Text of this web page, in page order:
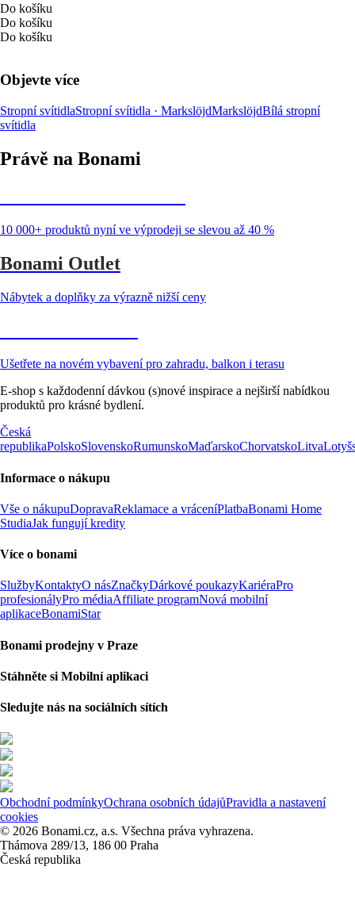
Do košíku
Do košíku
Do košíku
Objevte více
Stropní svítidlaStropní svítidla · MarkslöjdMarkslöjdBílá stropní
svítidla
Právě na Bonami
10 000+ produktů nyní ve výprodeji se slevou až 40 %
Bonami Outlet
Nábytek a doplňky za výrazně nižší ceny
Ušetřete na novém vybavení pro zahradu, balkon i terasu
E-shop s každodenní dávkou (s)nové inspirace a nejširší nabídkou
produktů pro krásné bydlení.
Česká
republikaPolskoSlovenskoRumunskoMaďarskoChorvatskoLitva
Informace o nákupu
Vše o nákupuDopravaReklamace a vráceníPlatbaBonami Home
StudiaJak fungují kredity
Více o bonami
SlužbyKontaktyO násZnačkyDárkové poukazyKariéraPro
profesionályPro médiaAffiliate programNová mobilní
aplikaceBonamiStar
Bonami prodejny v Praze
Stáhněte si Mobilní aplikaci
Sledujte nás na sociálních sítích
Obchodní podmínkyOchrana osobních údajůPravidla a nastavení
cookies
© 2026 Bonami.cz, a.s. Všechna práva vyhrazena.
Thámova 289/13, 186 00 Praha
Česká republika